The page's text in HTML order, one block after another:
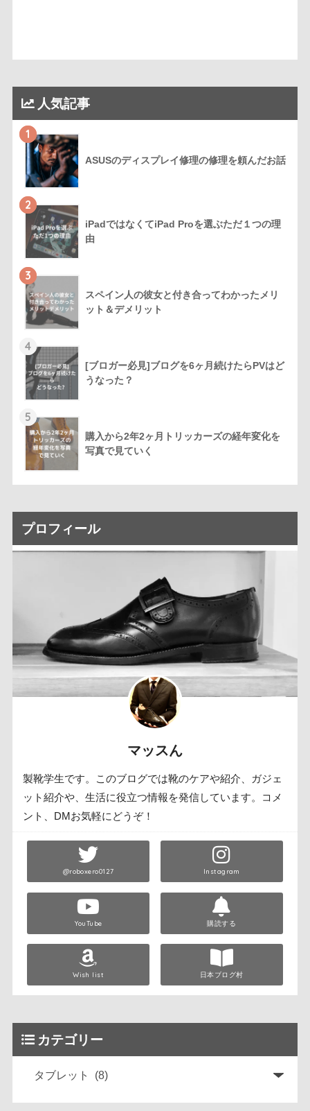
人気記事
1
ASUSのディスプレイ修理の修理を頼んだお話
2
iPadではなくてiPad Proを選ぶただ１つの理
由
3
スペイン人の彼女と付き合ってわかったメリ
ット＆デメリット
4
[ブロガー必見]ブログを6ヶ月続けたらPVはど
うなった？
5
購入から2年2ヶ月トリッカーズの経年変化を
写真で見ていく
プロフィール
マッスん
製靴学生です。このブログでは靴のケアや紹介、ガジェ
ット紹介や、生活に役立つ情報を発信しています。コメ
ント、DMお気軽にどうぞ！
@roboxero0127 Instagram
YouTube 購読する
Wish list 日本ブログ村
カテゴリー